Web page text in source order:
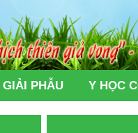
GIẢI PHẪU Y HỌC